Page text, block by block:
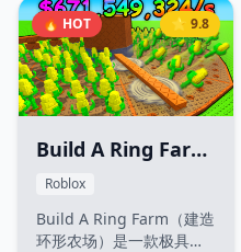
掘矿石，将其存入处理器
换取现金，并用这些资金
购买更多镐头。通过合并
相同的镐头，玩家可以合
成更高级、更强大的挖矿
工具，提升采矿速度与效
率，同时不断向高空扩建
其宏伟的采矿塔。
🔥 HOT ⭐ 9.8
Build A Ring Farm
(建造环形农场)
Roblox
Build A Ring Farm（建造
环形农场）是一款极具吸